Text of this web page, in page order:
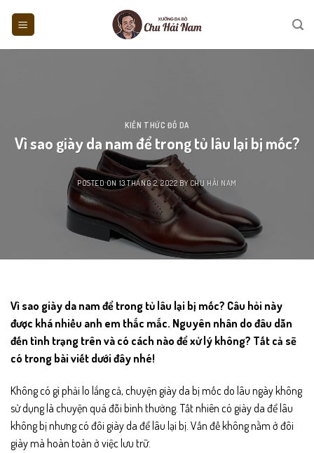
KIẾN THỨC ĐỒ DA
Vì sao giày da nam để trong tủ lâu lại bị mốc?
POSTED ON 13 THÁNG 2, 2022BYCHU HẢI NAM
Vì sao giày da nam để trong tủ lâu lại bị mốc? Câu hỏi này
được khá nhiều anh em thắc mắc. Nguyên nhân do đâu dẫn
đến tình trạng trên và có cách nào để xử lý không? Tất cả sẽ
có trong bài viết dưới đây nhé!
Không có gì phải lo lắng cả, chuyện giày da bị mốc do lâu ngày không
sử dụng là chuyện quá đỗi bình thường. Tất nhiên có giày da để lâu
không bị nhưng có đôi giày da để lâu lại bị. Vấn đề không nằm ở đôi
giày mà hoàn toàn ở việc lưu trữ.